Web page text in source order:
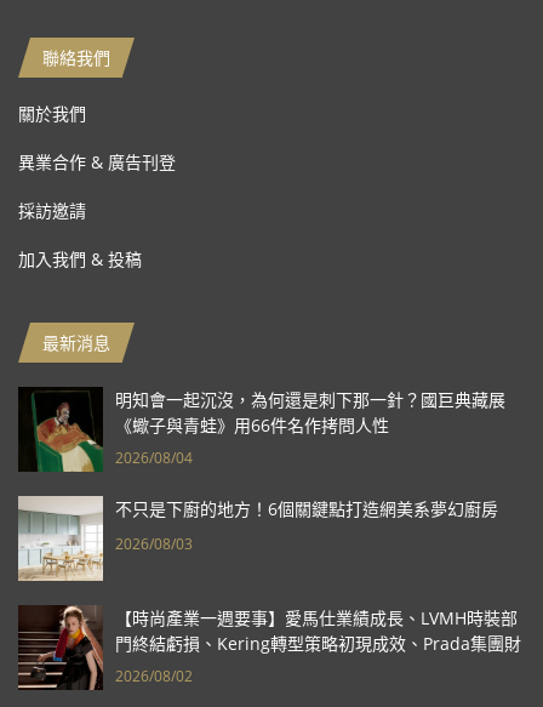
聯絡我們
關於我們
異業合作 & 廣告刊登
採訪邀請
加入我們 & 投稿
最新消息
明知會一起沉沒，為何還是刺下那一針？國巨典藏展
《蠍子與青蛙》用66件名作拷問人性
2026/08/04
不只是下廚的地方！6個關鍵點打造網美系夢幻廚房
2026/08/03
【時尚產業一週要事】愛馬仕業績成長、LVMH時裝部
門終結虧損、Kering轉型策略初現成效、Prada集團財
報亮眼
2026/08/02